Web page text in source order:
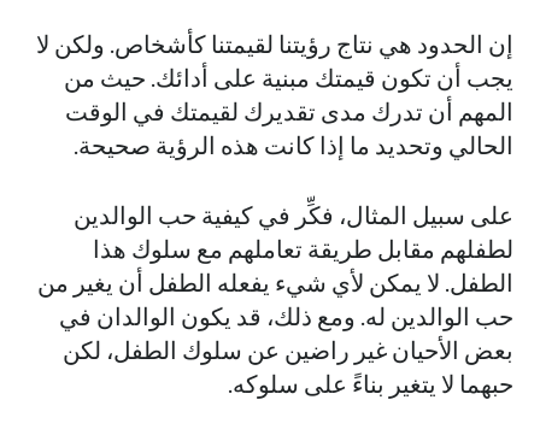
إن الحدود هي نتاج رؤيتنا لقيمتنا كأشخاص. ولكن لا
يجب أن تكون قيمتك مبنية على أدائك. حيث من
المهم أن تدرك مدى تقديرك لقيمتك في الوقت
الحالي وتحديد ما إذا كانت هذه الرؤية صحيحة.
على سبيل المثال، فكِّر في كيفية حب الوالدين
لطفلهم مقابل طريقة تعاملهم مع سلوك هذا
الطفل. لا يمكن لأي شيء يفعله الطفل أن يغير من
حب الوالدين له. ومع ذلك، قد يكون الوالدان في
بعض الأحيان غير راضين عن سلوك الطفل، لكن
حبهما لا يتغير بناءً على سلوكه.